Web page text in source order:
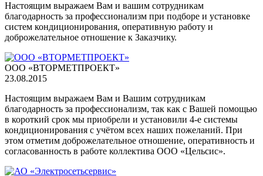
Настоящим выражаем Вам и вашим сотрудникам
благодарность за профессионализм при подборе и установке
систем кондиционирования, оперативную работу и
доброжелательное отношение к Заказчику.
OOO «ВТОРМЕТПРОЕКТ»
23.08.2015
Настоящим выражаем Вам и Вашим сотрудникам
благодарность за профессионализм, так как с Вашей помощью
в короткий срок мы приобрели и установили 4-е системы
кондиционирования с учётом всех наших пожеланий. При
этом отметим доброжелательное отношение, оперативность и
согласованность в работе коллектива ООО «Цельсис».